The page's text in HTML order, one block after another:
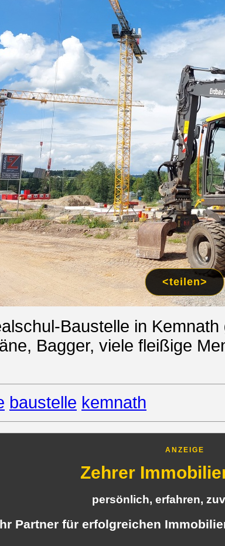
<teilen>
Baustelle in
Bagger, viele fleißige
baustelle kemnath
ANZEIGE
Zehrer
persönlich, erfahren,
Partner für erfolgreichen